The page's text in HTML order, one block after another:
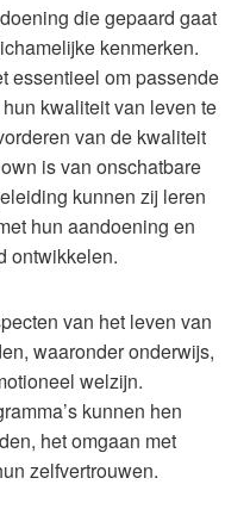
die gepaard gaat
kenmerken.
essentieel om passende
kwaliteit van leven te
van de kwaliteit
is van onschatbare
kunnen zij leren
hun aandoening en
ontwikkelen.
van het leven van
waaronder onderwijs,
welzijn.
kunnen hen
het omgaan met
zelfvertrouwen.